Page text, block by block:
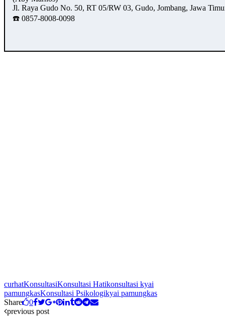
Jl. Raya Gudo No. 50, RT 05/RW 03, Gudo, Jombang, Jawa
☎️ 0857-8008-0098
curhatKonsultasiKonsultasi Hatikonsultasi kyai
pamungkasKonsultasi Psikologikyai pamungkas
Share
0
previous post